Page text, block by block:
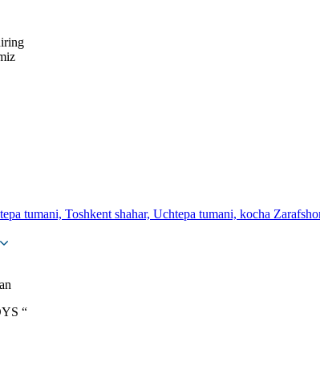
tumani, Toshkent shahar, Uchtepa tumani, kocha
“